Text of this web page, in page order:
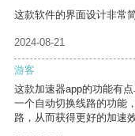
这款软件的界面设计非常
2024-08-21
游客
这款加速器app的功能有
一个自动切换线路的功能
路，从而获得更好的加速效